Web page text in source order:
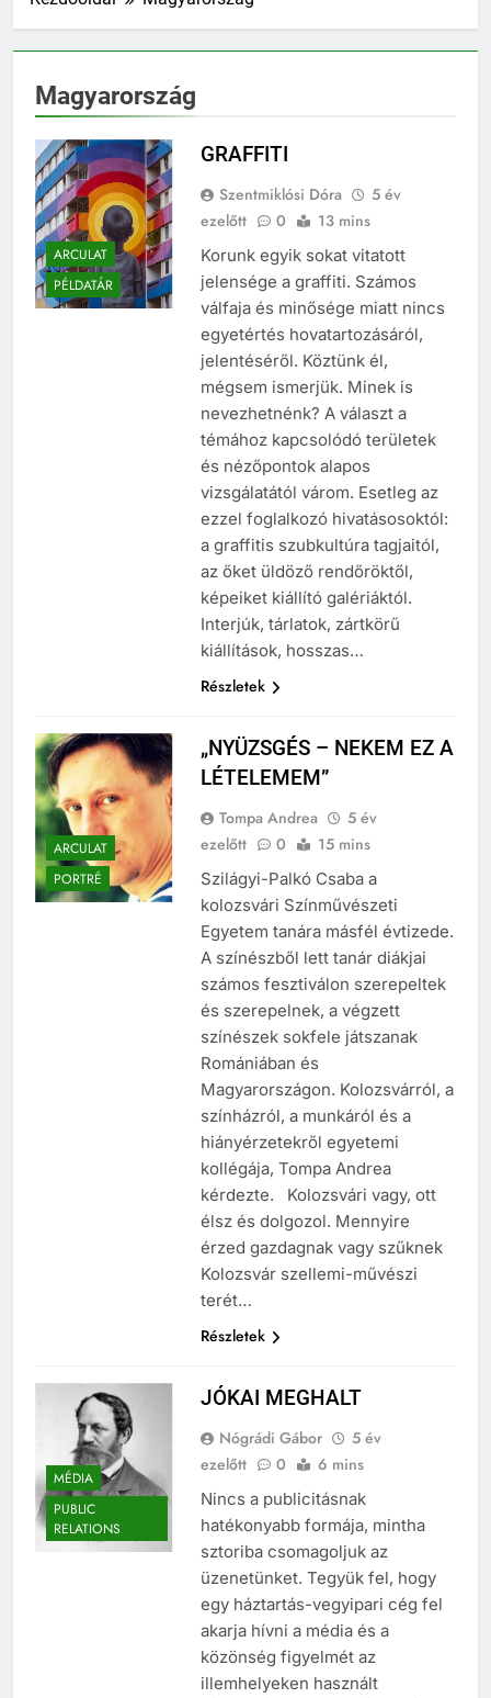
Magyarország
ARCULAT
PÉLDATÁR
GRAFFITI
Szentmiklósi Dóra
5 év
ezelőtt
0 13 mins
Korunk egyik sokat vitatott
jelensége a graffiti. Számos
válfaja és minősége miatt nincs
egyetértés hovatartozásáról,
jelentéséről. Köztünk él,
mégsem ismerjük. Minek is
nevezhetnénk? A választ a
témához kapcsolódó területek
és nézőpontok alapos
vizsgálatától várom. Esetleg az
ezzel foglalkozó hivatásosoktól:
a graffitis szubkultúra tagjaitól,
az őket üldöző rendőröktől,
képeiket kiállító galériáktól.
Interjúk, tárlatok, zártkörű
kiállítások, hosszas…
Részletek
ARCULAT
PORTRÉ
„NYÜZSGÉS – NEKEM EZ A
LÉTELEMEM”
Tompa Andrea
5 év
ezelőtt
0 15 mins
Szilágyi-Palkó Csaba a
kolozsvári Színművészeti
Egyetem tanára másfél évtizede.
A színészből lett tanár diákjai
számos fesztiválon szerepeltek
és szerepelnek, a végzett
színészek sokfele játszanak
Romániában és
Magyarországon. Kolozsvárról, a
színházról, a munkáról és a
hiányérzetekről egyetemi
kollégája, Tompa Andrea
kérdezte. Kolozsvári vagy, ott
élsz és dolgozol. Mennyire
érzed gazdagnak vagy szűknek
Kolozsvár szellemi-művészi
terét…
Részletek
MÉDIA
PUBLIC
RELATIONS
JÓKAI MEGHALT
Nógrádi Gábor
5 év
ezelőtt
0 6 mins
Nincs a publicitásnak
hatékonyabb formája, mintha
sztoriba csomagoljuk az
üzenetünket. Tegyük fel, hogy
egy háztartás-vegyipari cég fel
akarja hívni a média és a
közönség figyelmét az
illemhelyeken használt